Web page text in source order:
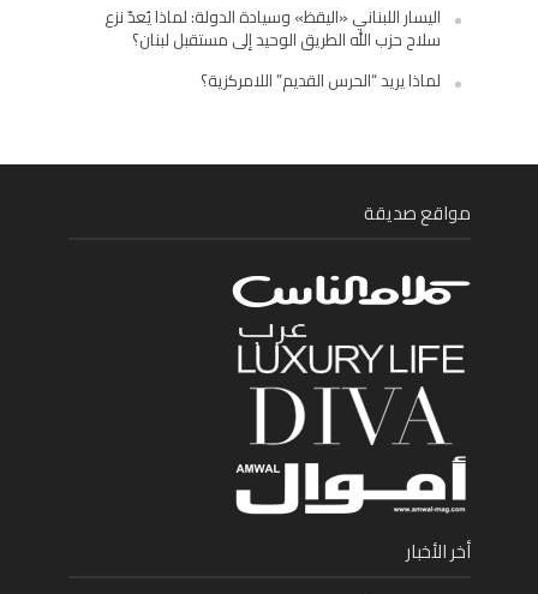
اليسار اللبناني «اليقظ» وسيادة الدولة: لماذا يُعدّ نزع
سلاح حزب الله الطريق الوحيد إلى مستقبل لبنان؟
لماذا يريد “الحرس القديم” اللامركزية؟
مواقع صديقة
أخر الأخبار